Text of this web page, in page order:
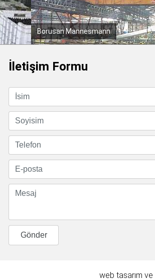
Genmak Alüminyum
İletişim Formu
web tasarım ve